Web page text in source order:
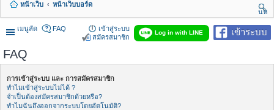
e
n
a
g
หน้าเว็บ
หน้าเว็บบอร์ด
นห
า
เมนูลัด
เข้าระบบ
Log in with LINE
FAQ
เข้าสู่ระบบ
สมัครสมาชิก
FAQ
การเข้าสู่ระบบ และ การสมัครสมาชิก
ทำไมเข้าสู่ระบบไม่ได้ ?
จำเป็นต้องสมัครสมาชิกด้วยหรือ?
ทำไมฉันถึงออกจากระบบโดยอัตโนมัติ?